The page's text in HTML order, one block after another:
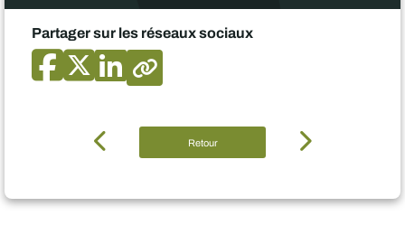
Partager sur les réseaux sociaux
Retour